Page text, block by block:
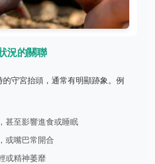
況的關聯
的守宮抬頭，通常有明顯跡象。例
甚至影響進食或睡眠
或嘴巴常開合
或精神萎靡